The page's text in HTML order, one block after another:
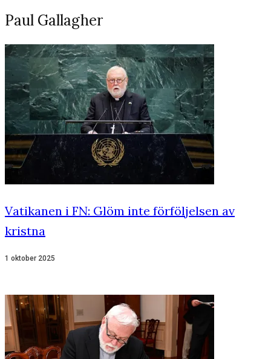
Paul Gallagher
Vatikanen i FN: Glöm inte förföljelsen av
kristna
1 oktober 2025